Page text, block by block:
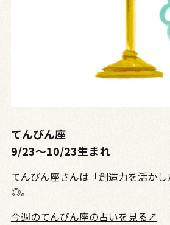
てんびん座
9/23〜10/23生まれ
てんびん座さんは「創造力を活か
◎。
今週のてんびん座の占いを見る↗